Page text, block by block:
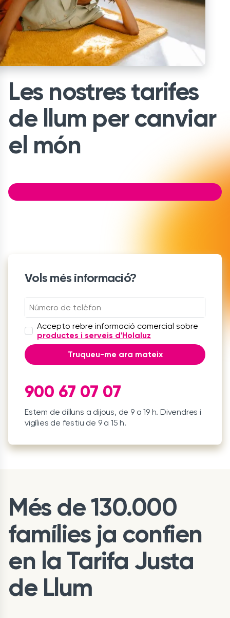
Les nostres tarifes
de llum per canviar
el món
Vols més informació?
Accepto rebre informació comercial sobre
productes i serveis d'Holaluz
Truqueu-me ara mateix
900 67 07 07
Estem de dilluns a dijous, de 9 a 19 h. Divendres i
vigílies de festiu de 9 a 15 h.
Més de 130.000
famílies ja confien
en la Tarifa Justa
de Llum